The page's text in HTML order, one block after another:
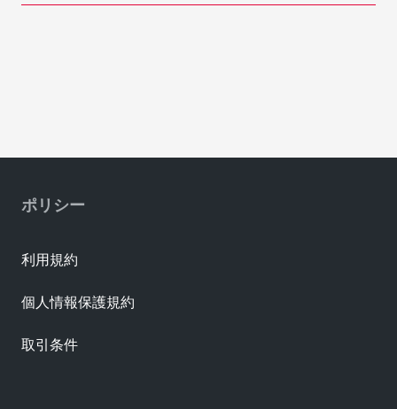
ポリシー
利用規約
個人情報保護規約
取引条件